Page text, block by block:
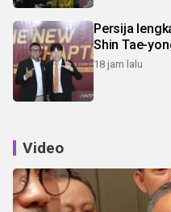
Persija
Shin Tae-
18 jam lalu
Video